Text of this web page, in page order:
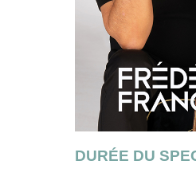
DURÉE DU